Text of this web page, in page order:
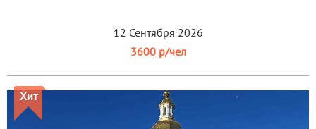
12 Сентября 2026
3600 р/чел
Хит